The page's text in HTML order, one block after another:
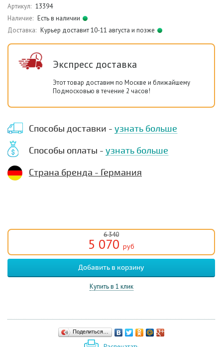
Артикул: 13394
Наличие: Есть в наличии
Доставка: Курьер доставит 10-11 августа и позже
Экспресс доставка
Этот товар доставим по Москве и ближайшему
Подмосковью в течение 2 часов!
Способы доставки - узнать больше
Способы оплаты - узнать больше
Страна бренда - Германия
6 340
5 070 руб
Купить в 1 клик
Поделиться…